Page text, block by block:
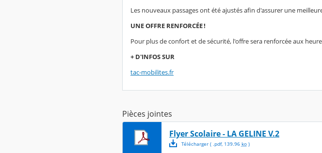
Les nouveaux passages ont été ajustés afin d'assurer une
UNE OFFRE RENFORCÉE !
Pour plus de confort et de sécurité, l'offre sera renforcée aux
+ D'INFOS SUR
tac-mobilites.fr
Pièces jointes
Flyer Scolaire - LA GELINE V.2
Télécharger( .pdf, 139.96 ko)